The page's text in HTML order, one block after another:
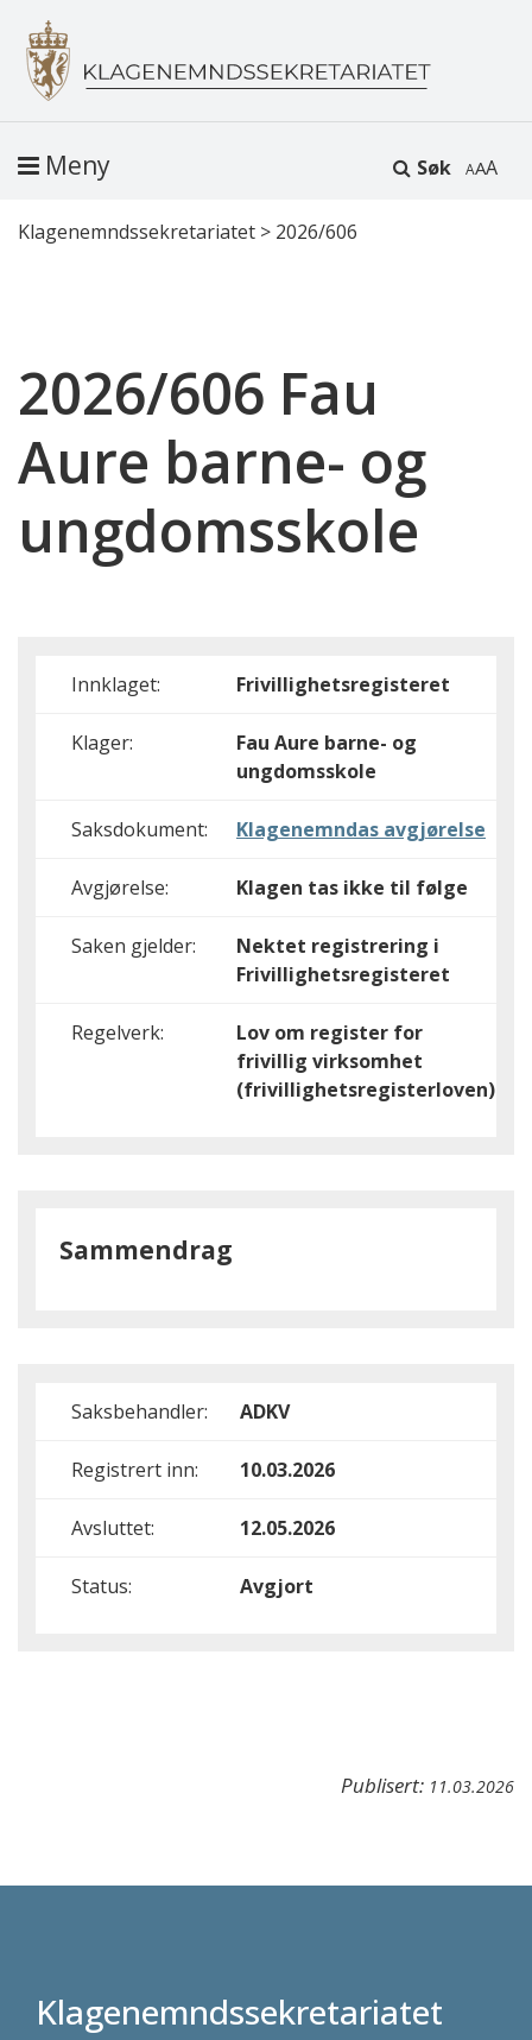
Søk A
Meny
Klagenemndssekretariatet > 2026/606
2026/606 Fau
Aure barne- og
ungdomsskole
Innklaget: Frivillighetsregisteret
Klager:
Fau Aure barne- og
ungdomsskole
Saksdokument: Klagenemndas avgjørelse
Avgjørelse: Klagen tas ikke til følge
Saken gjelder:
Nektet registrering i
Frivillighetsregisteret
Regelverk:
Lov om register for
frivillig virksomhet
(frivillighetsregisterloven)
Sammendrag
Saksbehandler: ADKV
Registrert inn: 10.03.2026
Avsluttet: 12.05.2026
Status: Avgjort
Publisert: 11.03.2026
Klagenemndssekretariatet